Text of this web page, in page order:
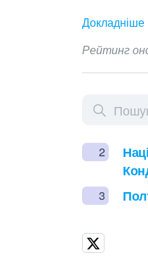
Докладніше
Рейтинг
2
3